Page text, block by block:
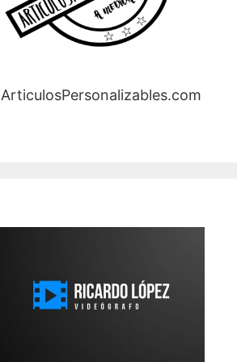
ArticulosPersonalizables.com